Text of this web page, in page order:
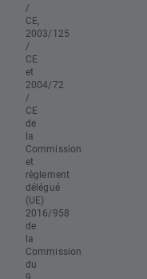
/
CE,
2003/125
/
CE
et
2004/72
/
CE
de
la
Commission
et
règlement
délégué
(UE)
2016/958
de
la
Commission
du